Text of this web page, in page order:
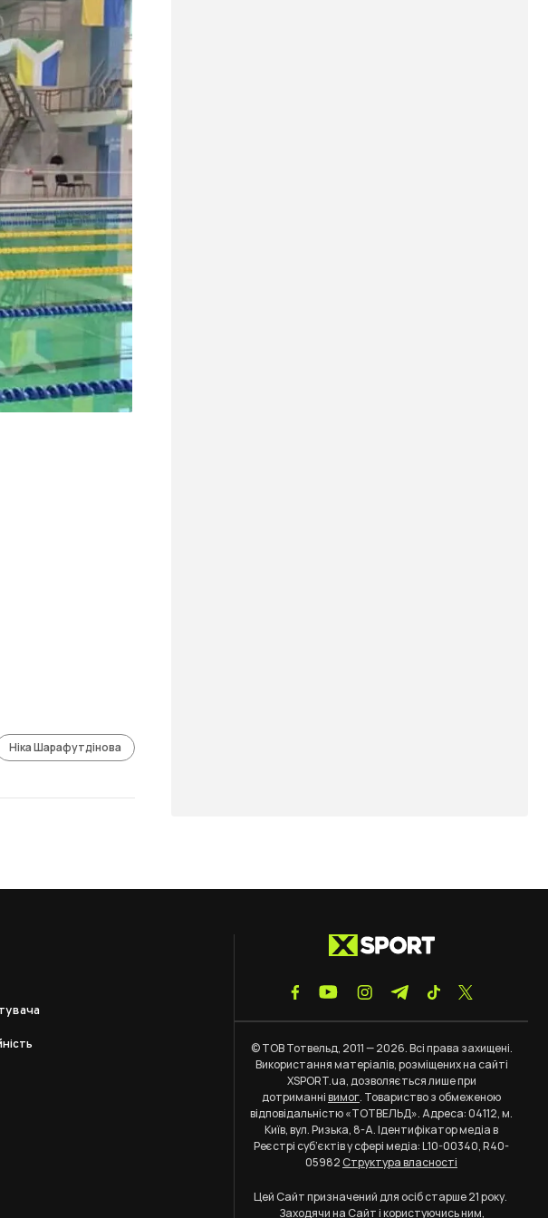
Ніка Шарафутдінова
© ТОВ Тотвельд, 2011 — 2026. Всі права захищені.
Використання матеріалів, розміщених на сайті
XSPORT.ua, дозволяється лише при
дотриманнівимог. Товариство з обмеженою
відповідальністю «ТОТВЕЛЬД». Адреса: 04112, м.
Київ, вул. Ризька, 8-А. Ідентифікатор медіа в
Реєстрі суб’єктів у сфері медіа: L10-00340, R40-
05982Структура власності
Цей Сайт призначений для осіб старше 21 року.
Заходячи на Сайт і користуючись ним,